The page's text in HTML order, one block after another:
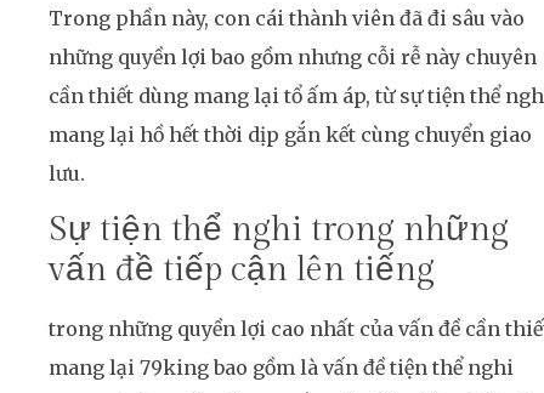
Trong phần này, con cái thành viên đã đi sâu vào
những quyền lợi bao gồm nhưng cỗi rễ này chuyên
cần thiết dùng mang lại tổ ấm áp, từ sự tiện thể
mang lại hồ hết thời dịp gắn kết cùng chuyển giao
lưu.
Sự tiện thể nghi trong những
vấn đề tiếp cận lên tiếng
trong những quyền lợi cao nhất của vấn đề cần
mang lại 79king bao gồm là vấn đề tiện thể nghi